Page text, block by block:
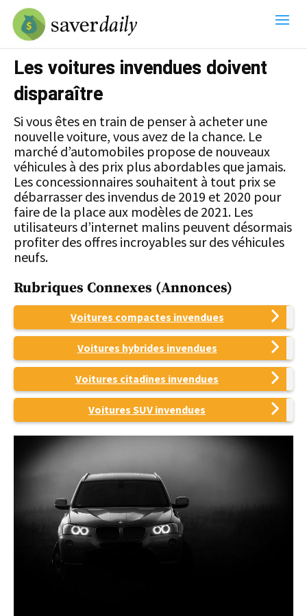
Les voitures invendues doivent
disparaître
Si vous êtes en train de penser à acheter une
nouvelle voiture, vous avez de la chance. Le
marché d’automobiles propose de nouveaux
véhicules à des prix plus abordables que jamais.
Les concessionnaires souhaitent à tout prix se
débarrasser des invendus de 2019 et 2020 pour
faire de la place aux modèles de 2021. Les
utilisateurs d’internet malins peuvent désormais
profiter des offres incroyables sur des véhicules
neufs.
Rubriques Connexes (annonces)
Voitures compactes invendues
Voitures hybrides invendues
Voitures citadines invendues
Voitures SUV invendues